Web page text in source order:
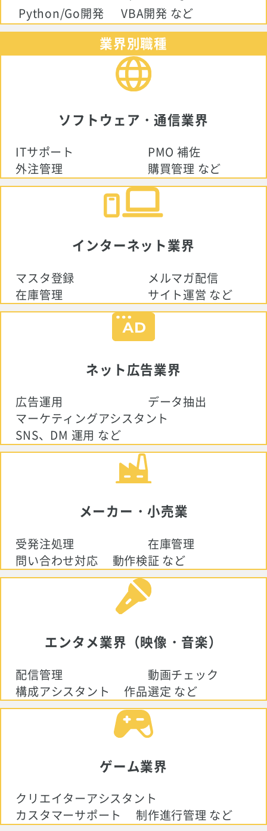
Python/Go開発
VBA開発 など
業界別職種
ソフトウェア・通信業界
ITサポート
PMO 補佐
外注管理
購買管理 など
インターネット業界
マスタ登録
メルマガ配信
在庫管理
サイト運営 など
ネット広告業界
広告運用
データ抽出
マーケティングアシスタント
SNS、DM 運用 など
メーカー・小売業
受発注処理
在庫管理
問い合わせ対応
動作検証 など
エンタメ業界（映像・音楽）
配信管理
動画チェック
構成アシスタント
作品選定 など
ゲーム業界
クリエイターアシスタント
カスタマーサポート
制作進行管理 など